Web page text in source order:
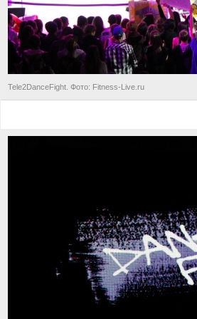
Tele2DanceFight. Фото: Fitness-Live.ru